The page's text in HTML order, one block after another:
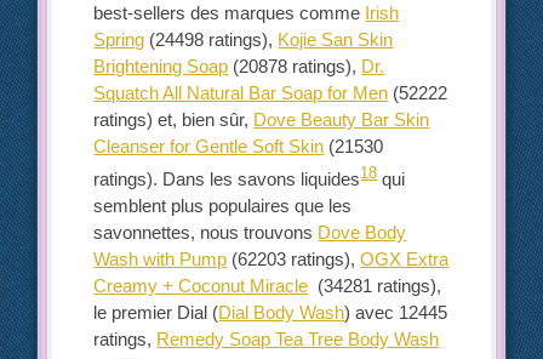
best-sellers des marques comme Irish
Spring (24498 ratings), Kojie San Skin
Brightening Soap (20878 ratings), Dr.
Squatch All Natural Bar Soap for Men (52222
ratings) et, bien sûr, Dove Beauty Bar Skin
Cleanser for Gentle Soft Skin (21530
ratings). Dans les savons liquides18qui
semblent plus populaires que les
savonnettes, nous trouvons Dove Body
Wash with Pump (62203 ratings),OGX Extra
Creamy + Coconut Miracle (34281 ratings),
le premier Dial (Dial Body Wash) avec 12445
ratings, Remedy Soap Tea Tree Body Wash